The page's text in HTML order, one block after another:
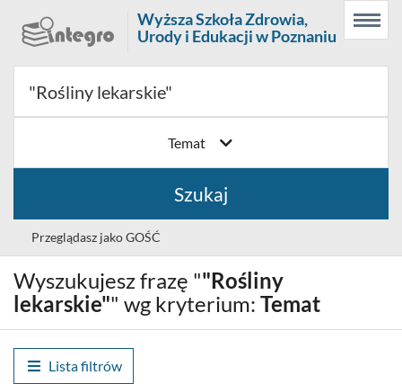
Menu
główne
Wyszukiwarka
Treść
główna
Menu
Prolib
Integro
strona
główna
Wyższa Szkoła Zdrowia,
Urody i Edukacji w Poznaniu
Temat
Szukaj
Przeglądasz jako GOŚĆ
Wybór
języka
Polski (PL)
Zaloguj
Wyszukujesz frazę ""Rośliny
lekarskie"" wg kryterium: Temat
Lista filtrów